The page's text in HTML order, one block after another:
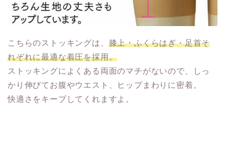
こちらのストッキングは、 膝上・ふくらはぎ・足首そ
れぞれに最適な着圧を採用。
ストッキングによくある両面のマチがないので、しっ
かり伸びてお腹やウエスト、ヒップまわりに密着。
快適さをキープしてくれますよ。